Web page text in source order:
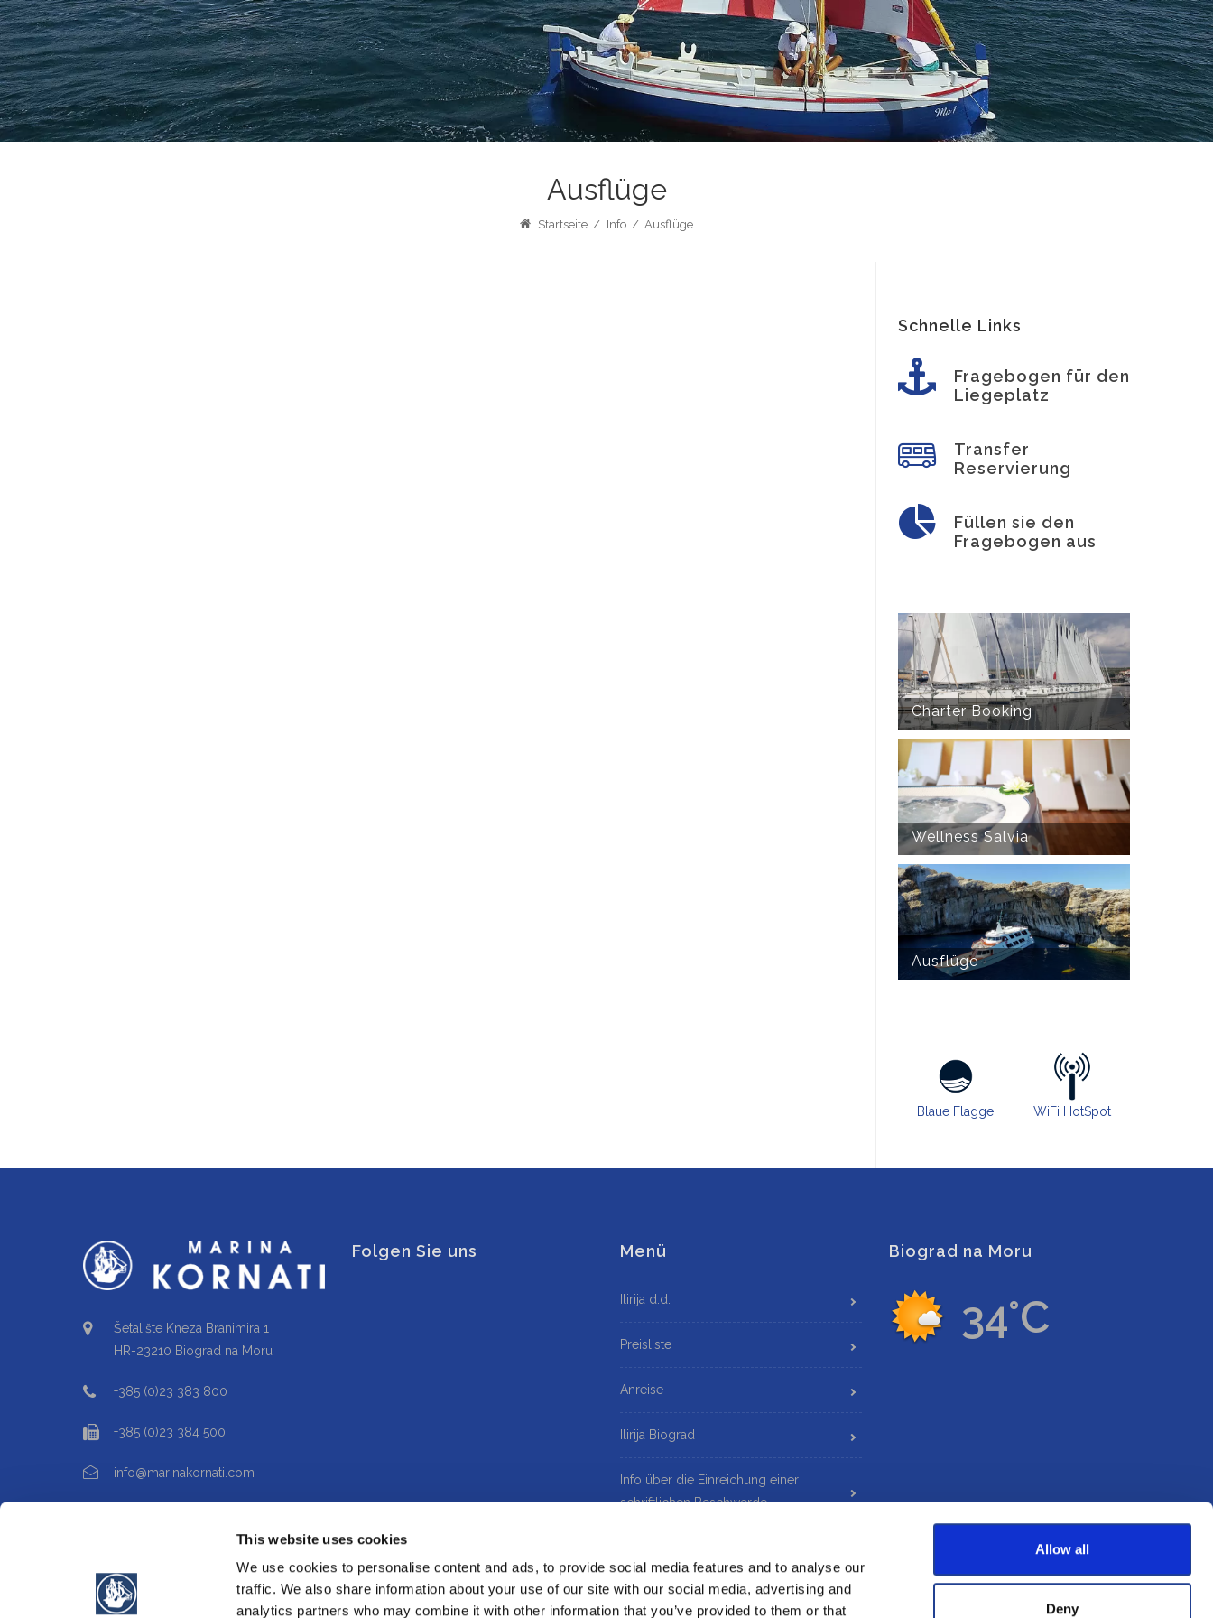
This website uses cookies
We use cookies to personalise content and ads, to provide social media features and to analyse our
traffic. We also share information about your use of our site with our social media, advertising and
analytics partners who may combine it with other information that you’ve provided to them or that
Allow all
Deny
Ausflüge
Startseite / Info / Ausflüge
Schnelle Links
Fragebogen für den
Liegeplatz
Transfer
Reservierung
Füllen sie den
Fragebogen aus
Charter Booking
Wellness Salvia
Ausflüge
Blaue Flagge WiFi HotSpot
Šetalište Kneza Branimira 1
HR-23210 Biograd na Moru
+385 (0)23 383 800
+385 (0)23 384 500
info@marinakornati.com
Folgen Sie uns Menü
Ilirija d.d.
Preisliste
Anreise
Ilirija Biograd
Info über die Einreichung einer
schriftlichen Beschwerde
Cookie policy
Biograd na Moru
34°C